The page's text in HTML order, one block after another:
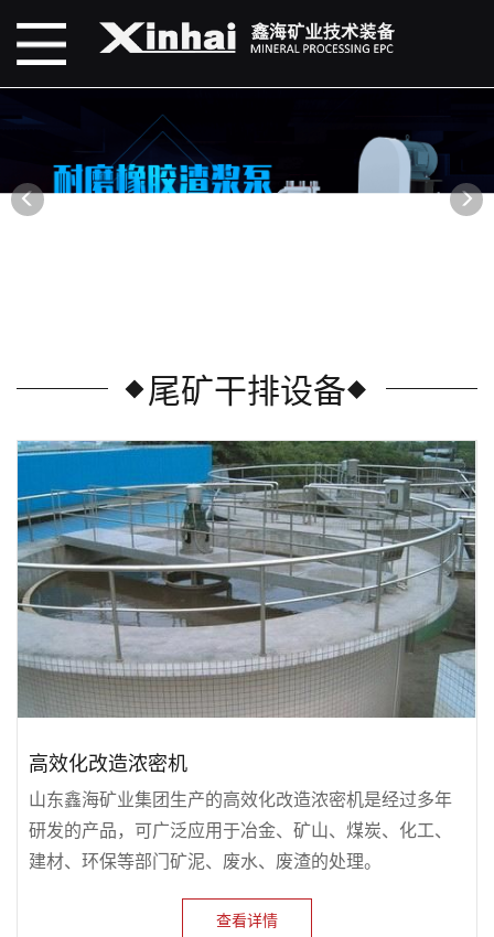
尾矿干排设备
高效化改造浓密机
山东鑫海矿业集团生产的高效化改造浓密机是经过多年
研发的产品，可广泛应用于冶金、矿山、煤炭、化工、
建材、环保等部门矿泥、废水、废渣的处理。
查看详情